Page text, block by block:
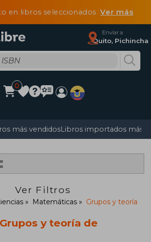
en libros seleccionadosVer más
Enviar a
Quito, Pichincha
0
más vendidosLibros importados más
Ver Filtros
Matemáticas
Grupos y teoría
y teoría de